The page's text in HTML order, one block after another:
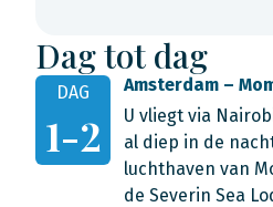
Dag tot dag
DAG
1-2
Amsterdam –
U vliegt via
al diep in de
luchthaven van
de Severin Sea